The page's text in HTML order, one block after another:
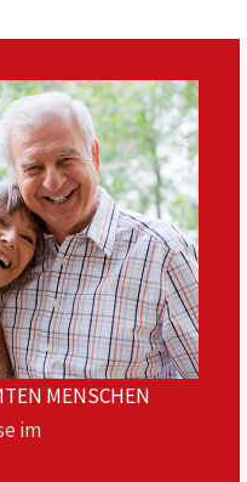
MENSCHEN
im